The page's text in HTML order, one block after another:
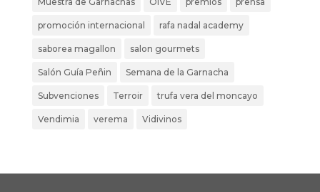
promoción internacional rafa nadal academy
saborea magallon salon gourmets
Salón Guía Peñin Semana de la Garnacha
Subvenciones Terroir trufa vera del moncayo
Vendimia verema Vidivinos